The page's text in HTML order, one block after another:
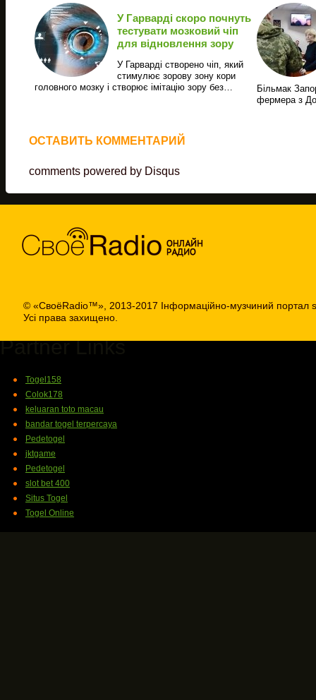
У Гарварді скоро почнуть
тестувати мозковий чіп
для відновлення зору
У Гарварді створено чіп, який
стимулює зорову зону кори
головного мозку і створює імітацію зору без…
Більмак
фермера з
ОСТАВИТЬ КОММЕНТАРИЙ
comments powered by Disqus
© «СвоёRadio™», 2013-2017 Інформаційно-музчиний портал
Усі права захищено.
Partner Links
Togel158
Colok178
keluaran toto macau
bandar togel terpercaya
Pedetogel
jktgame
Pedetogel
slot bet 400
Situs Togel
Togel Online